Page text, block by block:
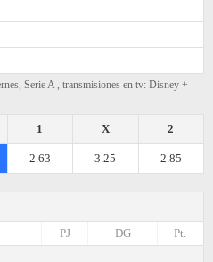
Serie A , transmisiones en tv: Disney +
2
X
1
2.85
3.25
2.63
Pt.
DG
PJ